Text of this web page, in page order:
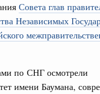
Совета глав
Независимых
по СНГ осмотрели
имени Баумана,
Сергей Кравцов
победой на
Ярославскую